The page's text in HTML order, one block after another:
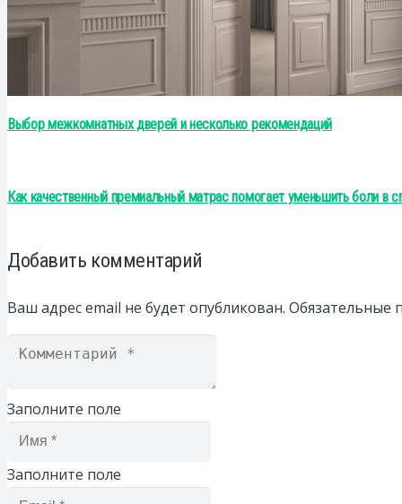
Выбор межкомнатных дверей и несколько рекомендаций
Как качественный премиальный матрас помогает уменьшить боли в
Добавить комментарий
Ваш адрес email не будет опубликован. Обязательные
Заполните поле
Заполните поле